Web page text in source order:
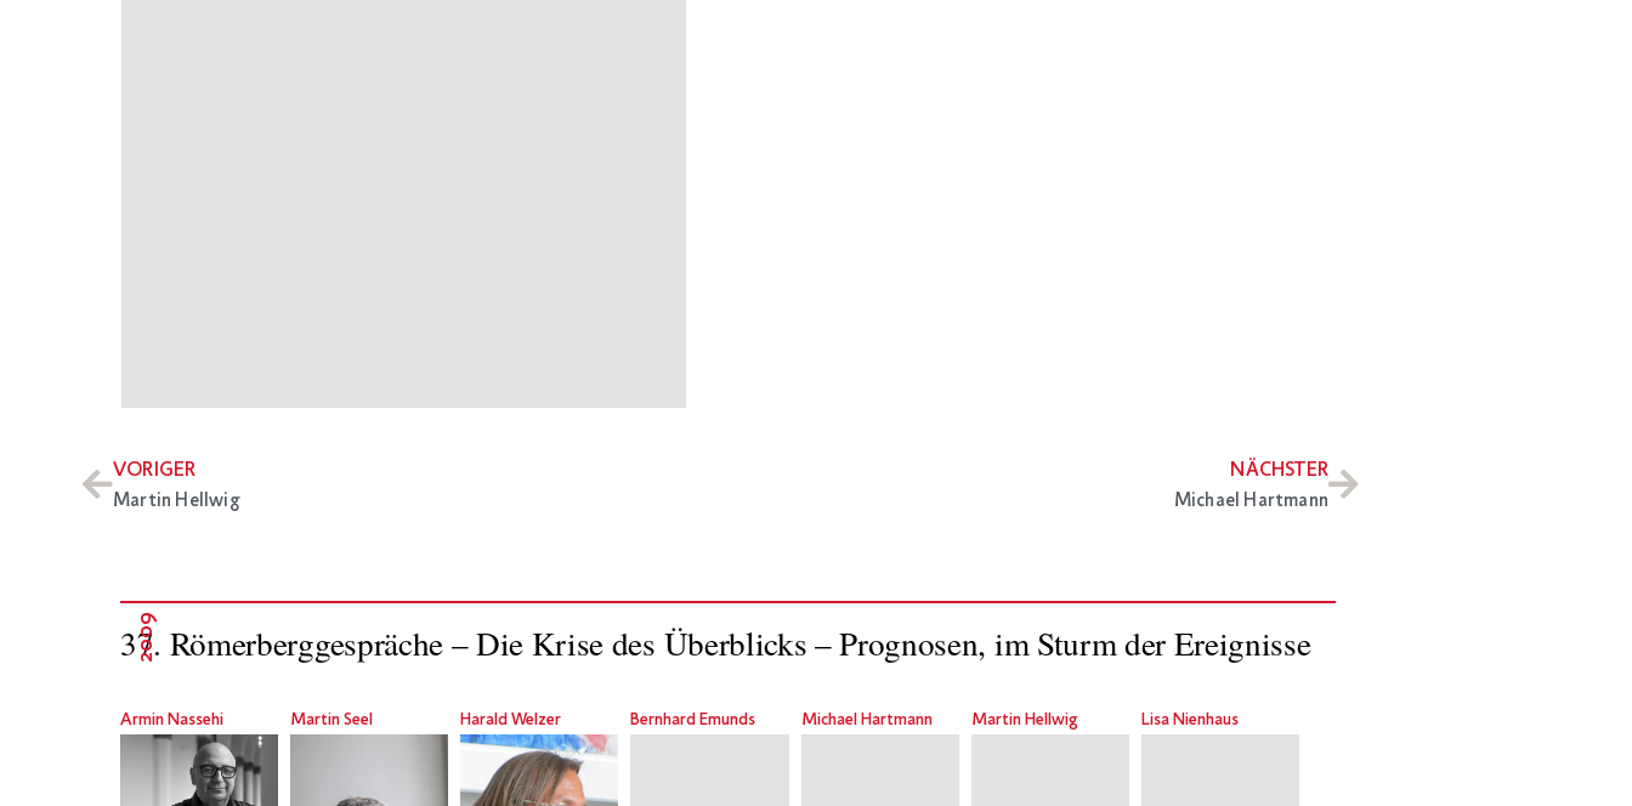
VORIGER
Martin Hellwig
NÄCHSTER
Michael Hartmann
2009
37. Römerberggespräche – Die Krise des Überblicks – Prognosen, im Sturm der Ereignisse
Armin Nassehi Martin Seel Harald Welzer Bernhard Emunds Michael Hartmann Martin Hellwig Lisa Nienhaus